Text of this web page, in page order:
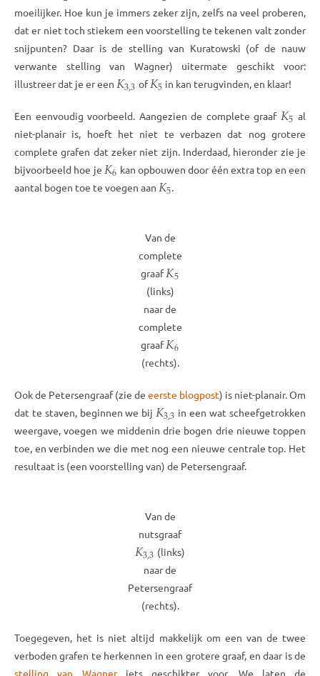
moeilijker. Hoe kun je immers zeker zijn, zelfs na veel proberen,
dat er niet toch stiekem een voorstelling te tekenen valt zonder
snijpunten? Daar is de stelling van Kuratowski (of de nauw
verwante stelling van Wagner) uitermate geschikt voor:
illustreer dat je er een 𝐾3,3 of𝐾5 in kan terugvinden, en klaar!
Een eenvoudig voorbeeld. Aangezien de complete graaf 𝐾5 al
niet-planair is, hoeft het niet te verbazen dat nog grotere
complete grafen dat zeker niet zijn. Inderdaad, hieronder zie je
bijvoorbeeld hoe je 𝐾6 kan opbouwen door één extra top en een
aantal bogen toe te voegen aan 𝐾5.
Van de
complete
graaf𝐾5
(links)
naar de
complete
graaf𝐾6
(rechts).
Ook de Petersengraaf (zie de eerste blogpost) is niet-planair. Om
dat te staven, beginnen we bij 𝐾3,3 in een wat scheefgetrokken
weergave, voegen we middenin drie bogen drie nieuwe toppen
toe, en verbinden we die met nog een nieuwe centrale top. Het
resultaat is (een voorstelling van) de Petersengraaf.
Van de
nutsgraaf
𝐾3,3 (links)
naar de
Petersengraaf
(rechts).
Toegegeven, het is niet altijd makkelijk om een van de twee
verboden grafen te herkennen in een grotere graaf, en daar is de
stelling van Wagneriets geschikter voor. We laten de